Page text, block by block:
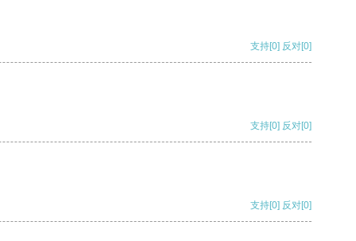
支持[0] 反对[0]
支持[0] 反对[0]
支持[0] 反对[0]